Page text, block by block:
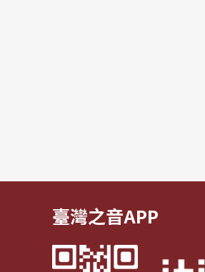
臺灣之音APP